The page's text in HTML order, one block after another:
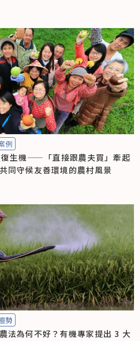
例
生機——「直接跟農夫買」牽起
同守候友善環境的農村風景
勢
法為何不好？有機專家提出 3 大